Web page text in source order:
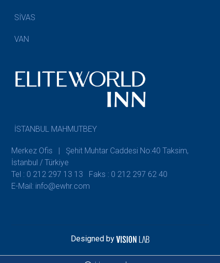
SİVAS
VAN
İSTANBUL MAHMUTBEY
Merkez Ofis | Şehit Muhtar Caddesi No:40 Taksim,
İstanbul / Türkiye
Tel : 0 212 297 13 13
Faks : 0 212 297 62 40
E-Mail: info@ewhr.com
Designed by